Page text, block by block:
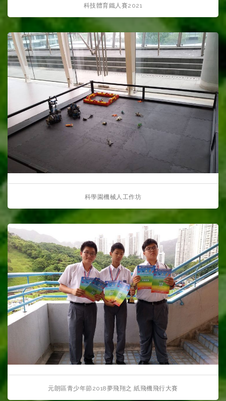
科技體育鐵人賽2021
科學園機械人工作坊
元朗區青少年節2018夢飛翔之 紙飛機飛行大賽